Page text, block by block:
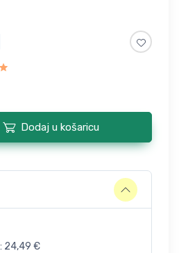
Dodaj u košaricu
24,49 €